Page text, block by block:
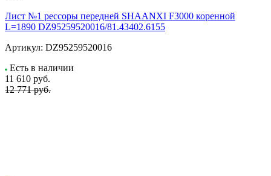
Лист №1 рессоры передней SHAANXI F3000 коренной
L=1890 DZ95259520016/81.43402.6155
Артикул: DZ95259520016
Есть в наличии
11 610 руб.
12 771 руб.